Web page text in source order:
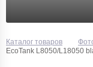
Каталог товаров
EcoTank L8050/L18050